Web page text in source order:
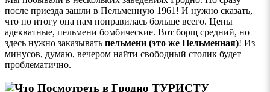
после приезда зашли в Пельменную 1961! И нужно сказать,
что по итогу она нам понравилась больше всего. Цены
адекватные, пельмени бомбические. Вот борщ средний, но
здесь нужно заказывать пельмени (это же Пельменная)! Из
минусов, думаю, вечером найти свободный столик будет
проблематично.